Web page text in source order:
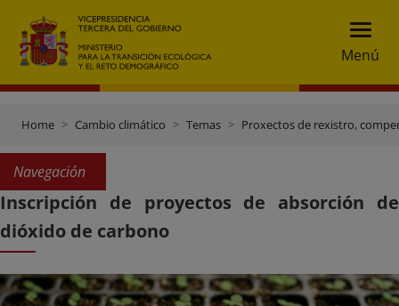
Menú
Home Cambio climático Temas Proxectos de rexistro,
Navegación
Inscripción de proyectos de absorción de
dióxido de carbono